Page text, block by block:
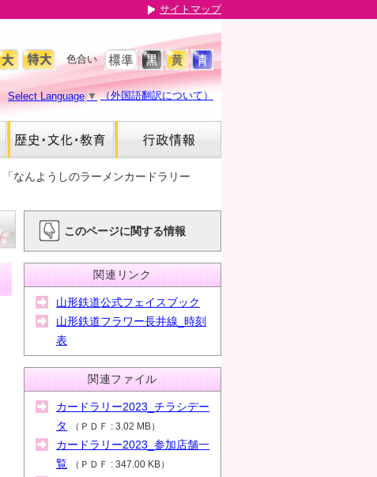
サイトマップ
色合い
Select Language ▼ （外国語翻訳について）
「なんようしのラーメンカードラリー
このページに関する情報
関連リンク
山形鉄道公式フェイスブック
山形鉄道フラワー長井線_時刻
表
関連ファイル
カードラリー2023_チラシデー
タ
（ ＰＤＦ 3.02 MB）
カードラリー2023_参加店舗一
覧
（ ＰＤＦ 347.00 KB）